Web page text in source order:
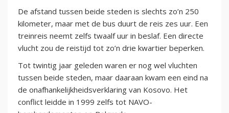
De afstand tussen beide steden is slechts zo’n 250
kilometer, maar met de bus duurt de reis zes uur. Een
treinreis neemt zelfs twaalf uur in beslaf. Een directe
vlucht zou de reistijd tot zo’n drie kwartier beperken.
Tot twintig jaar geleden waren er nog wel vluchten
tussen beide steden, maar daaraan kwam een eind na
de onafhankelijkheidsverklaring van Kosovo. Het
conflict leidde in 1999 zelfs tot NAVO-